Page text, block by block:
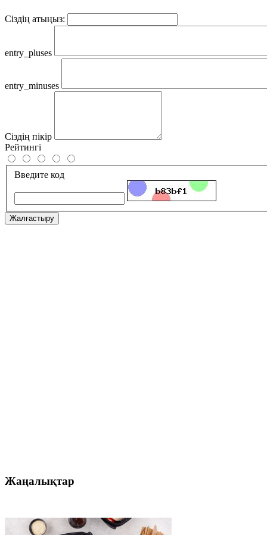
Сіздің атыңыз:
entry_pluses
entry_minuses
Сіздің пікір
Рейтингі
Введите код
Жалғастыру
Жаңалықтар